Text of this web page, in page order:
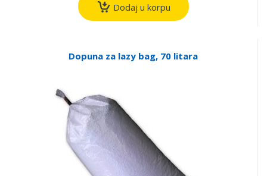
Dodaj u korpu
Dopuna za lazy bag, 70 litara